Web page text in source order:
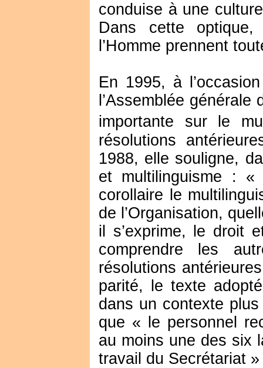
conduise à une
Dans cette
l’Homme prennent
En 1995, à
l’Assemblée
importante sur le
résolutions
1988, elle souligne,
et multilinguisme : «
corollaire le
de l’Organisation,
il s’exprime, le droit
comprendre les
résolutions
parité, le texte
dans un contexte plus
que « le personnel
au moins une des six
travail du Secrétariat